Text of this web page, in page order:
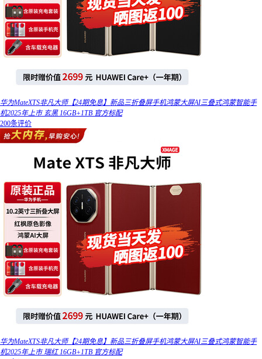
华为MateXTS非凡大师【24期免息】新品三折叠屏手机鸿蒙大屏AI三叠式鸿蒙智能手
机2025年上市 玄黑 16GB+1TB 官方标配
200条评价
华为MateXTS非凡大师【24期免息】新品三折叠屏手机鸿蒙大屏AI三叠式鸿蒙智能手
机2025年上市 瑞红 16GB+1TB 官方标配